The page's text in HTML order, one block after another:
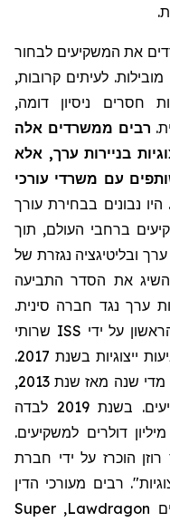
את המשקיעים לבחור
לעיתים קרובות,
חסרים ניסיון דומה,
רבים ממשרדים אלה
בניירות ערך, אלא
עם משרדי עורכי
היו נבונים בבחירת עורך
ברחבי העולם, תוך
ערך ובליטיגציה נגזרת של
השיג את הסדר התביעה
ערך נגד חברה סינית.
על ידי ISS שרותי
תביעה ייצוגית, בגין מספר יישובי תביעות ייצוגיות בשנת 2017.
המשרד מדורג בין ארבעת הראשונים מדי שנה מאז שנת 2013,
והחזיר מאות מיליוני דולרים למשקיעים. בשנת 2019 לבדה
משרד עורכי הדין החזיר מעל 438 מיליון דולרים למשקיעים.
רבים מעורכי הדין
Lawdragon
,
Super